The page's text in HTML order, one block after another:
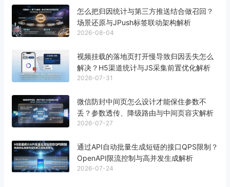
怎么把归因统计与第三方推送结合做召回？
场景还原与JPush标签联动架构解析
2026-08-04
视频挂载的落地页打开慢导致归因丢失怎么
解决？H5渠道统计与JS采集前置优化解析
2026-07-31
微信防封中间页怎么设计才能保住参数不
丢？参数透传、降级路由与中间页容灾解析
2026-07-27
通过API自动批量生成短链的接口QPS限制？
OpenAPI限流控制与高并发生成解析
2026-07-24